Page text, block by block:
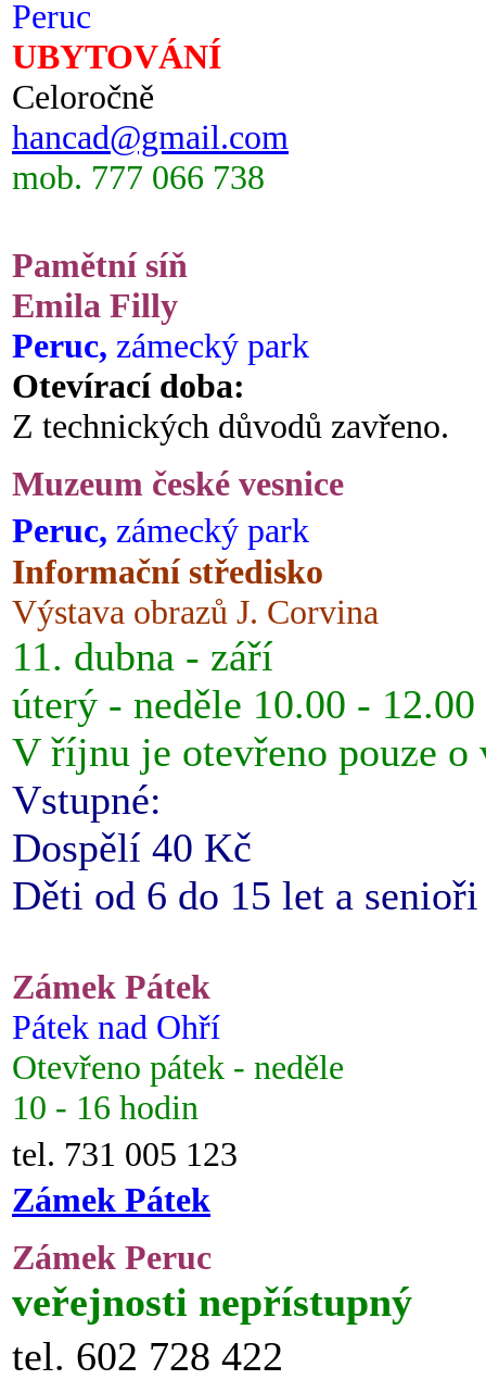
Peruc
UBYTOVÁNÍ
Celoročně
hancad@gmail.com
mob. 777 066 738
Pamětní síň
Emila Filly
Peruc, zámecký park
Otevírací doba:
Z technických důvodů zavřeno.
Muzeum české vesnice
Peruc, zámecký park
Informační středisko
Výstava obrazů J. Corvina
11. dubna - září
úterý - neděle 10.00 -
V říjnu je otevřeno pouze o
Vstupné:
Dospělí 40 Kč
Děti od 6 do 15 let a
Zámek Pátek
Pátek nad Ohří
Otevřeno pátek - neděle
10 - 16 hodin
tel. 731 005 123
Zámek Pátek
Zámek Peruc
veřejnosti nepřístupný
tel. 602 728 422